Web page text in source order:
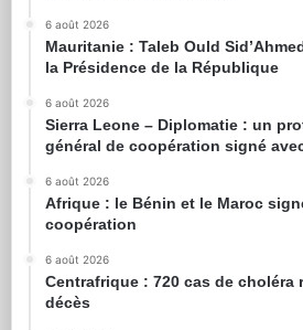
6 août 2026
Mauritanie : Taleb Ould
la Présidence de la République
6 août 2026
Sierra Leone – Diplomatie : un
général de coopération signé
6 août 2026
Afrique : le Bénin et le Maroc
coopération
6 août 2026
Centrafrique : 720 cas de choléra
décès